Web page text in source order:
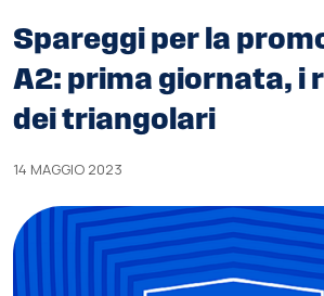
Spareggi per la
A2: prima giornata, i
dei triangolari
14 MAGGIO 2023